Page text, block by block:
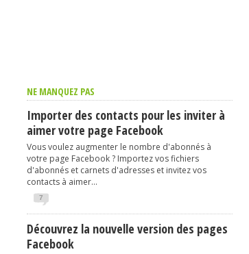
NE MANQUEZ PAS
Importer des contacts pour les inviter à
aimer votre page Facebook
Vous voulez augmenter le nombre d'abonnés à
votre page Facebook ? Importez vos fichiers
d'abonnés et carnets d'adresses et invitez vos
contacts à aimer...
7
Découvrez la nouvelle version des pages
Facebook